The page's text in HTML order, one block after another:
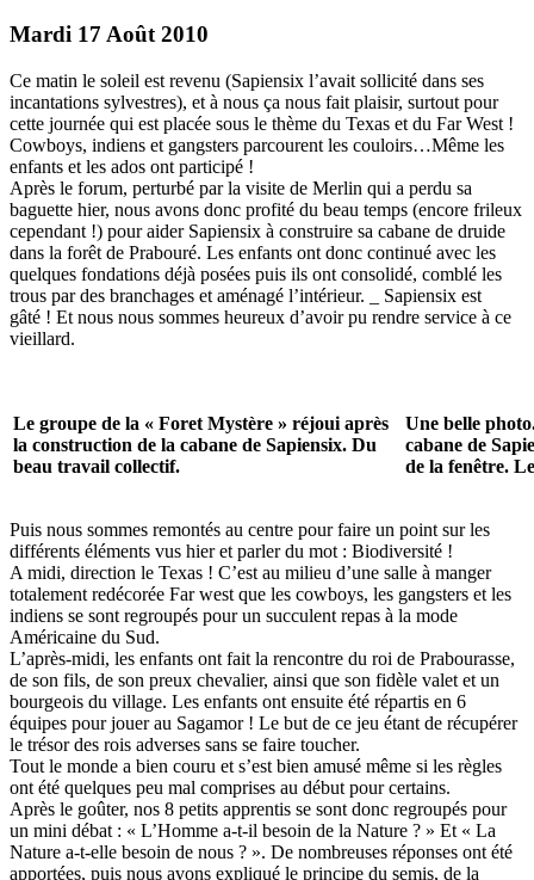
Mardi 17 Août 2010
Ce matin le soleil est revenu (Sapiensix l’avait sollicité dans ses
incantations sylvestres), et à nous ça nous fait plaisir, surtout pour
cette journée qui est placée sous le thème du Texas et du Far West !
Cowboys, indiens et gangsters parcourent les couloirs…Même les
enfants et les ados ont participé !
Après le forum, perturbé par la visite de Merlin qui a perdu sa
baguette hier, nous avons donc profité du beau temps (encore frileux
cependant !) pour aider Sapiensix à construire sa cabane de druide
dans la forêt de Prabouré. Les enfants ont donc continué avec les
quelques fondations déjà posées puis ils ont consolidé, comblé les
trous par des branchages et aménagé l’intérieur. _ Sapiensix est
gâté ! Et nous nous sommes heureux d’avoir pu rendre service à ce
vieillard.
Le groupe de la « Foret Mystère » réjoui après
la construction de la cabane de Sapiensix. Du
beau travail collectif.
Une belle
cabane de
de la fenêtre.
Puis nous sommes remontés au centre pour faire un point sur les
différents éléments vus hier et parler du mot : Biodiversité !
A midi, direction le Texas ! C’est au milieu d’une salle à manger
totalement redécorée Far west que les cowboys, les gangsters et les
indiens se sont regroupés pour un succulent repas à la mode
Américaine du Sud.
L’après-midi, les enfants ont fait la rencontre du roi de Prabourasse,
de son fils, de son preux chevalier, ainsi que son fidèle valet et un
bourgeois du village. Les enfants ont ensuite été répartis en 6
équipes pour jouer au Sagamor ! Le but de ce jeu étant de récupérer
le trésor des rois adverses sans se faire toucher.
Tout le monde a bien couru et s’est bien amusé même si les règles
ont été quelques peu mal comprises au début pour certains.
Après le goûter, nos 8 petits apprentis se sont donc regroupés pour
un mini débat : « L’Homme a-t-il besoin de la Nature ? » Et « La
Nature a-t-elle besoin de nous ? ». De nombreuses réponses ont été
apportées, puis nous avons expliqué le principe du semis, de la